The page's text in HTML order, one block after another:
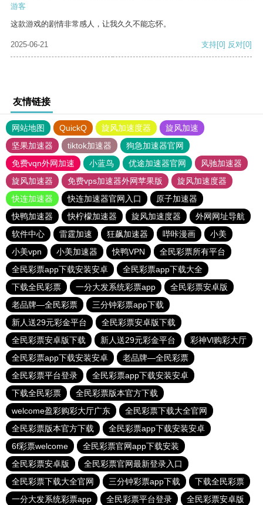
游客
这款游戏的剧情非常感人，让我久久不能忘怀。
2025-06-21 支持[0] 反对[0]
友情链接
网站地图 QuickQ 旋风加速度器
旋风加速
坚果加速器
tiktok加速器
狗急加速器官网
免费vqn外网加速
小蓝鸟 优途加速器官网
风驰加速器
旋风加速器
免费vps加速器外网苹果版
旋风加速度器
快连加速器
快连加速器官网入口
原子加速器
快鸭加速器
快柠檬加速器 旋风加速度器
外网网址导航
软件中心
雷霆加速 狂飙加速器 哔咔漫画
小美
小美vpn
小美加速器 快鸭VPN
全民彩票所有平台
全民彩票app下载安装安卓
全民彩票app下载大全
下载全民彩票
一分大发系统彩票app
全民彩票安卓版
老品牌—全民彩票
三分钟彩票app下载
新人送29元彩金平台
全民彩票安卓版下载
全民彩票安卓版下载
新人送29元彩金平台
彩神Vl购彩大厅
全民彩票app下载安装安卓
老品牌—全民彩票
全民彩票平台登录
全民彩票app下载安装安卓
下载全民彩票
全民彩票版本官方下载
welcome盈彩购彩大厅广东
全民彩票下载大全官网
全民彩票版本官方下载
全民彩票app下载安装安卓
6f彩票welcome
全民彩票官网app下载安装
全民彩票安卓版
全民彩票官网最新登录入口
全民彩票下载大全官网
三分钟彩票app下载
下载全民彩票
一分大发系统彩票app
全民彩票平台登录 全民彩票安卓版